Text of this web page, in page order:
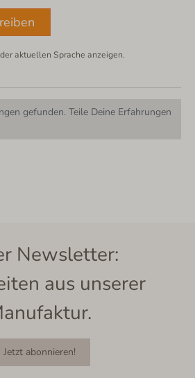
aktuellen Sprache anzeigen.
gefunden. Teile Deine Erfahrungen
Newsletter:
aus unserer
Jetzt abonnieren!